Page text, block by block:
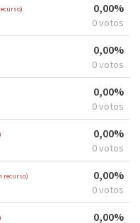
0,00%
0 votos
0,00%
0 votos
0,00%
0 votos
0,00%
0 votos
recurso) 0,00%
0 votos
0,00%